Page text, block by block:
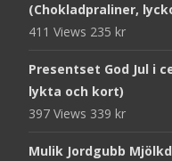
(Chokladpraliner,
411 Views 235 kr
Presentset God Jul i
lykta och kort)
397 Views 339 kr
Mulik Jordgubb